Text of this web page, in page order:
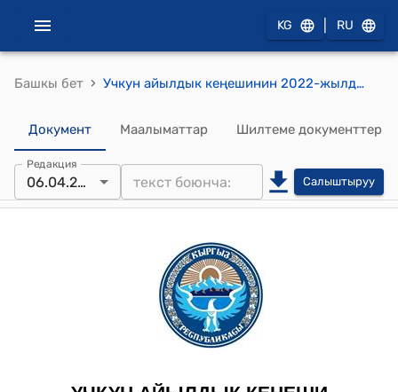
KG RU
Башкы бет › Учкун айылдык кеңешинин 2022-жылдын 6-апрели № 2/1 "Учкун айылдык Кеңешинин жана туруктуу комиссияларынын 2022-жылга карата иш пландарын бекитуу жөнүндө" токтому
Документ Маалыматтар Шилтеме документтер
Редакция
06.04.2022 Салыштыруу